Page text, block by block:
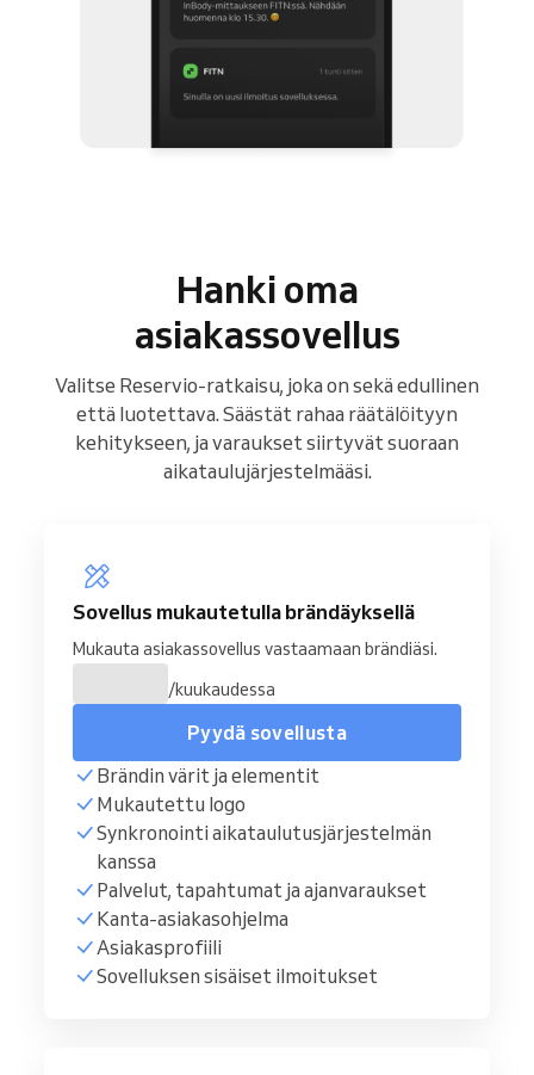
Hanki oma
asiakassovellus
Valitse Reservio-ratkaisu, joka on sekä edullinen
että luotettava. Säästät rahaa räätälöityyn
kehitykseen, ja varaukset siirtyvät suoraan
aikataulujärjestelmääsi.
Sovellus mukautetulla brändäyksellä
Mukauta asiakassovellus vastaamaan brändiäsi.
/kuukaudessa
Pyydä sovellusta
Brändin värit ja elementit
Mukautettu logo
Synkronointi aikataulutusjärjestelmän
kanssa
Palvelut, tapahtumat ja ajanvaraukset
Kanta-asiakasohjelma
Asiakasprofiili
Sovelluksen sisäiset ilmoitukset